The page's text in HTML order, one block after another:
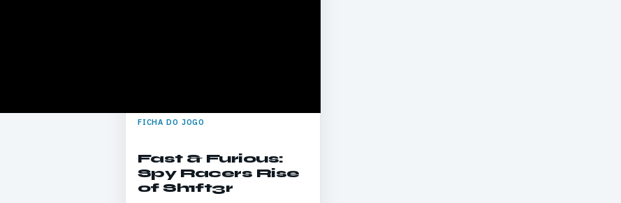
FICHA DO JOGO
Fast & Furious:
Spy Racers Rise
of Sh1ft3r